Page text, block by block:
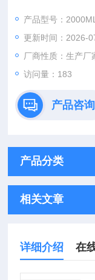
胞与各类菌种作运
学、制药、食品、
用。
产品型号：2000ML
更新时间：2026-
厂商性质：生产厂
访问量：183
产品咨询
产品分类
相关文章
详细介绍 在